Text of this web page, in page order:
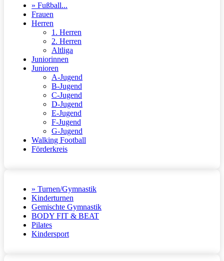
» Fußball...
Frauen
Herren
1. Herren
2. Herren
Altliga
Juniorinnen
Junioren
A-Jugend
B-Jugend
C-Jugend
D-Jugend
E-Jugend
F-Jugend
G-Jugend
Walking Football
Förderkreis
» Turnen/Gymnastik
Kinderturnen
Gemischte Gymnastik
BODY FIT & BEAT
Pilates
Kindersport